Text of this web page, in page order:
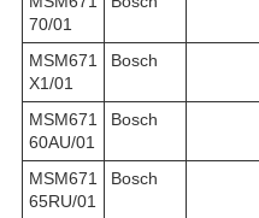
70/01
MSM671
X1/01
Bosch
MSM671
60AU/01
Bosch
MSM671
65RU/01
Bosch